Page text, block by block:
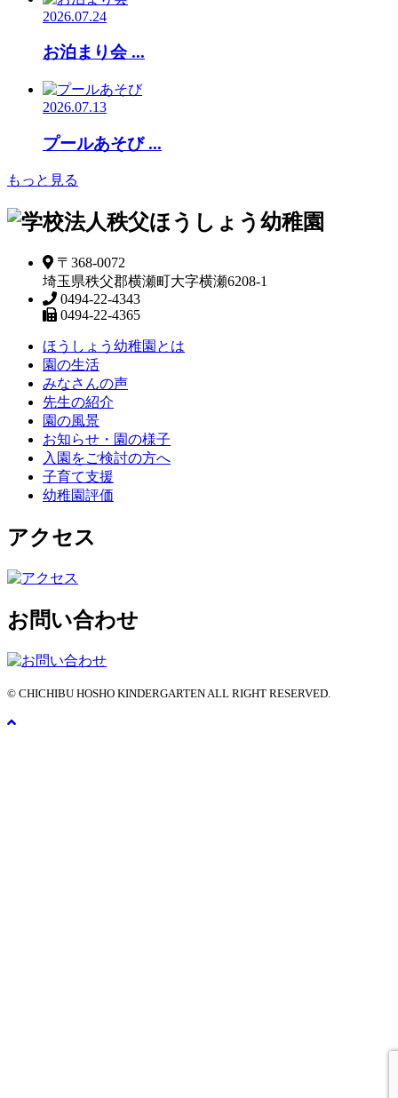
2026.07.24
お泊まり会 ...
2026.07.13
プールあそび ...
もっと見る
〒368-0072
埼玉県秩父郡横瀬町大字横瀬6208-1
0494-22-4343
0494-22-4365
ほうしょう幼稚園とは
園の生活
みなさんの声
先生の紹介
園の風景
お知らせ・園の様子
入園をご検討の方へ
子育て支援
幼稚園評価
アクセス
お問い合わせ
© CHICHIBU HOSHO KINDERGARTEN ALL RIGHT RESERVED.